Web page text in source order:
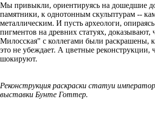
Мы привыкли, ориентируясь на дошедшие
памятники, к однотонным скульптурам --
металлическим. И пусть археологи,
пигментов на древних статуях, доказывают,
Милосская" с коллегами были раскрашены,
это не убеждает. А цветные реконструкции,
шокируют.
Реконструкция раскраски статуи
выставки Бунте Готтер.